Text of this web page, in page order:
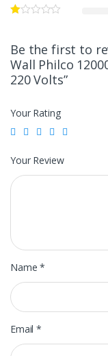
Be the first to
Wall Philco
220 Volts”
Your Rating
Your Review
Name*
Email*